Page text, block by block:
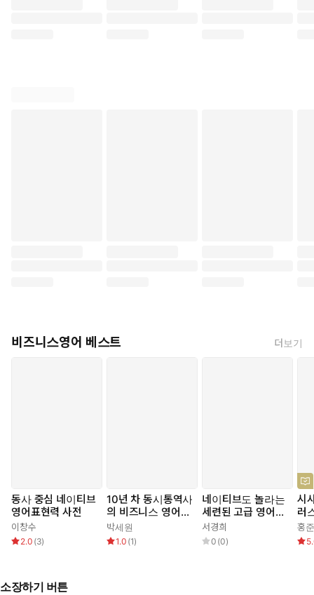
비즈니스영어 베스트 더보기
동사 중심 네이티브
영어표현력 사전
이창수
2.0 (3)
10년 차 동시통역사
의 비즈니스 영어
실전 가이드
박세원
1.0 (1)
네이티브도 놀라는
세련된 고급 영어
표현
서경희
0 (0)
시
러
홍
소장하기 버튼